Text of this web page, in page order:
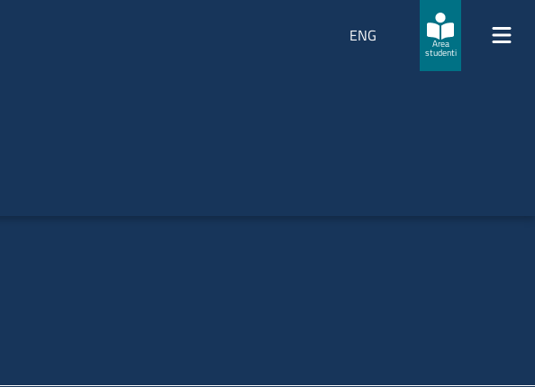
ENG
Area
studenti